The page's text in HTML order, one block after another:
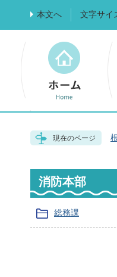
本文へ 文字サイ
現在のページ
消防本部
総務課